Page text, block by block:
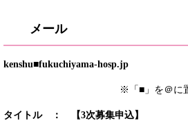
メール
kenshu■fukuchiyama-hosp.jp
※「■」を＠に置き換え
タイトル ： 【3次募集申込】